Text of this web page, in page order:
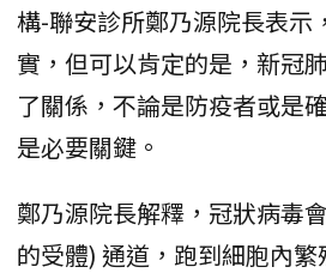
構-聯安診所鄭乃源院長表示
實，但可以肯定的是，新冠
了關係，不論是防疫者或是
是必要關鍵。
鄭乃源院長解釋，冠狀病毒
的受體) 通道，跑到細胞內